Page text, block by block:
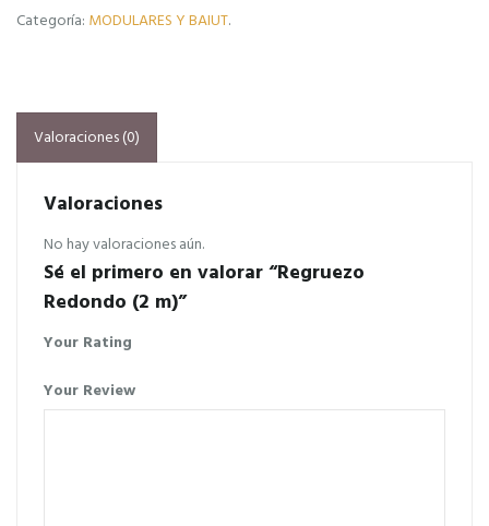
Categoría: MODULARES Y BAIUT.
Valoraciones (0)
Valoraciones
No hay valoraciones aún.
Sé el primero en valorar “Regruezo
Redondo (2 m)”
Your Rating
Your Review